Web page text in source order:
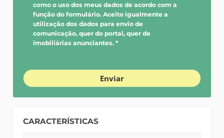
como o uso dos meus dados de acordo com a
função do formulário. Aceito igualmente a
utilização dos dados para envio de
comunicação, quer do portal, quer de
imobiliárias anunciantes. *
Enviar
CARACTERÍSTICAS